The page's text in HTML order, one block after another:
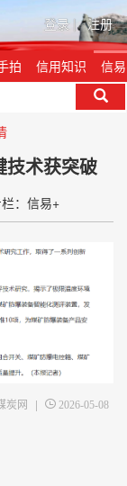
登录 | 注册
拍 信用知识
信
技术获突破
：信易+
炭网 | 2026-05-08